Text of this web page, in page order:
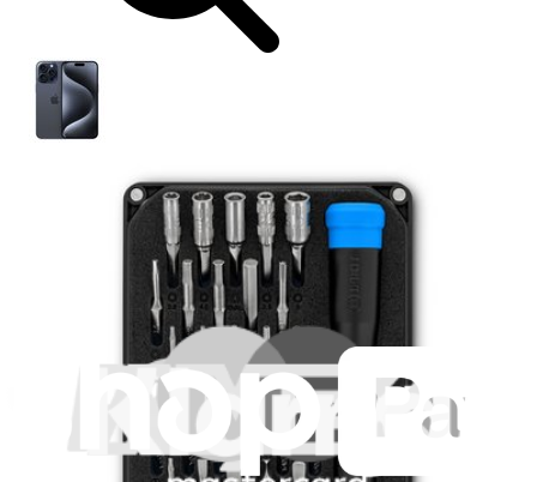
iPhone 15 Pro Max
A3105 Canada/Mexico/Japan/Saudi Arabia
Produits en vedette
Batterie iPhone 15 Pro